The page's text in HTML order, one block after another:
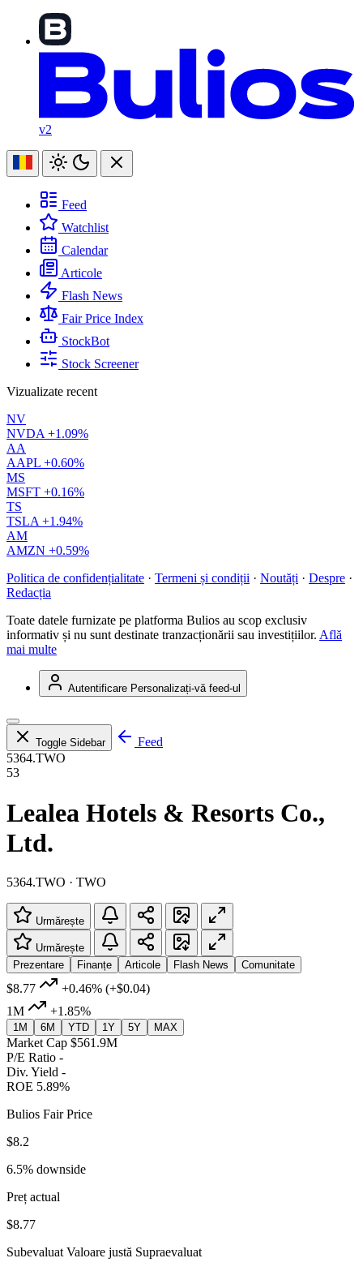
v2
Feed
Watchlist
Calendar
Articole
Flash News
Fair Price Index
StockBot
Stock Screener
Vizualizate recent
NV
NVDA +1.09%
AA
AAPL +0.60%
MS
MSFT +0.16%
TS
TSLA +1.94%
AM
AMZN +0.59%
Politica de confidențialitate · Termeni și condiții · Noutăți · Despre ·
Redacția
Toate datele furnizate pe platforma Bulios au scop exclusiv
informativ și nu sunt destinate tranzacționării sau investițiilor. Află
mai multe
Autentificare Personalizați-vă feed-ul
Toggle Sidebar
Feed
5364.TWO
53
Lealea Hotels & Resorts Co.,
Ltd.
5364.TWO · TWO
Urmărește
Urmărește
Prezentare
Finanțe Articole Flash News Comunitate
$8.77 +0.46% (+$0.04)
1M
+1.85%
1M 6M YTD 1Y 5Y MAX
Market Cap $561.9M
P/E Ratio -
Div. Yield -
ROE 5.89%
Bulios Fair Price
$8.2
6.5% downside
Preț actual
$8.77
Subevaluat Valoare justă Supraevaluat